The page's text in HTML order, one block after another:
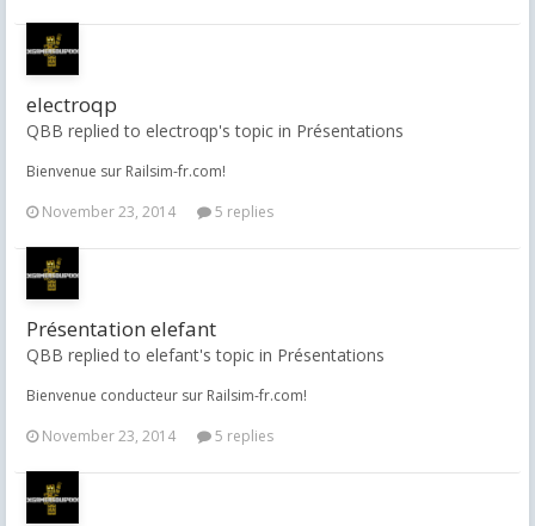
electroqp
QBB replied to electroqp's topic in Présentations
Bienvenue sur Railsim-fr.com!
November 23, 2014
5 replies
Présentation elefant
QBB replied to elefant's topic in Présentations
Bienvenue conducteur sur Railsim-fr.com!
November 23, 2014
5 replies